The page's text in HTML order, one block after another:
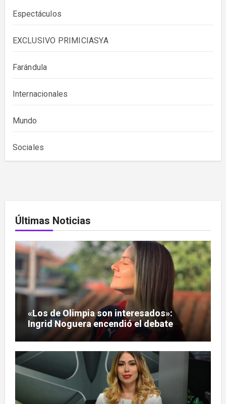
Espectáculos
EXCLUSIVO PRIMICIASYA
Farándula
Internacionales
Mundo
Sociales
Últimas Noticias
«Los de Olimpia son interesados»:
Ingrid Noguera encendió el debate
sobre las hinchadas